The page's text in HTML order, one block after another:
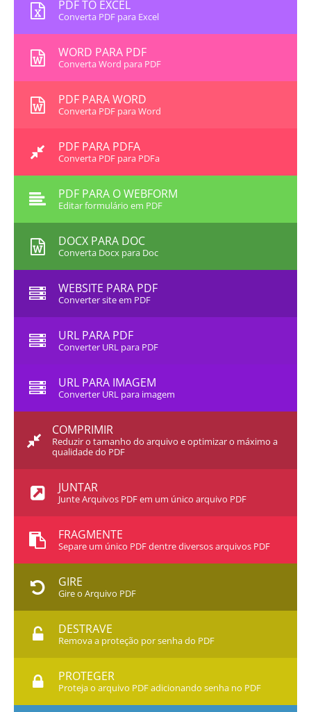
PDF TO EXCEL
Converta PDF para Excel
WORD PARA PDF
Converta Word para PDF
PDF PARA WORD
Converta PDF para Word
PDF PARA PDFA
Converta PDF para PDFa
PDF PARA O WEBFORM
Editar formulário em PDF
DOCX PARA DOC
Converta Docx para Doc
WEBSITE PARA PDF
Converter site em PDF
URL PARA PDF
Converter URL para PDF
URL PARA IMAGEM
Converter URL para imagem
COMPRIMIR
Reduzir o tamanho do arquivo e optimizar o máximo a
qualidade do PDF
JUNTAR
Junte Arquivos PDF em um único arquivo PDF
FRAGMENTE
Separe um único PDF dentre diversos arquivos PDF
GIRE
Gire o Arquivo PDF
DESTRAVE
Remova a proteção por senha do PDF
PROTEGER
Proteja o arquivo PDF adicionando senha no PDF